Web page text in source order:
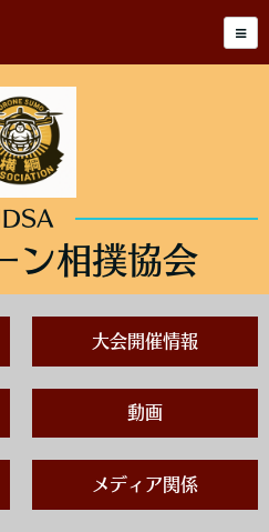
ン相撲協会
大会開催情報
動画
メディア関係